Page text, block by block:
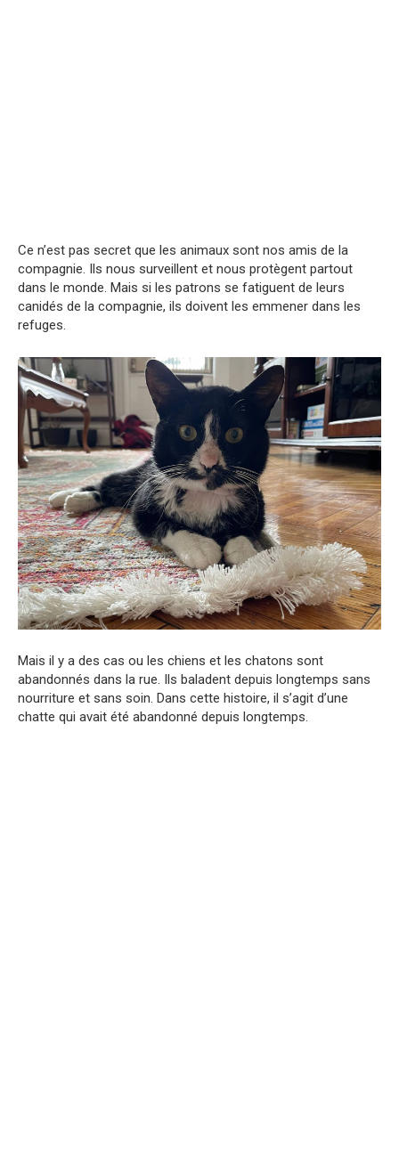
Ce n’est pas secret que les animaux sont nos amis de la
compagnie. Ils nous surveillent et nous protègent partout
dans le monde. Mais si les patrons se fatiguent de leurs
canidés de la compagnie, ils doivent les emmener dans les
refuges.
Mais il y a des cas ou les chiens et les chatons sont
abandonnés dans la rue. Ils baladent depuis longtemps sans
nourriture et sans soin. Dans cette histoire, il s’agit d’une
chatte qui avait été abandonné depuis longtemps.